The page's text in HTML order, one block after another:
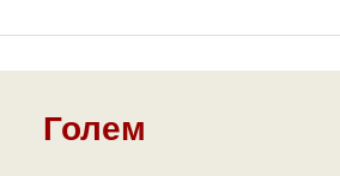
Голем